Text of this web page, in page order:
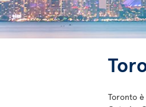
Toronto